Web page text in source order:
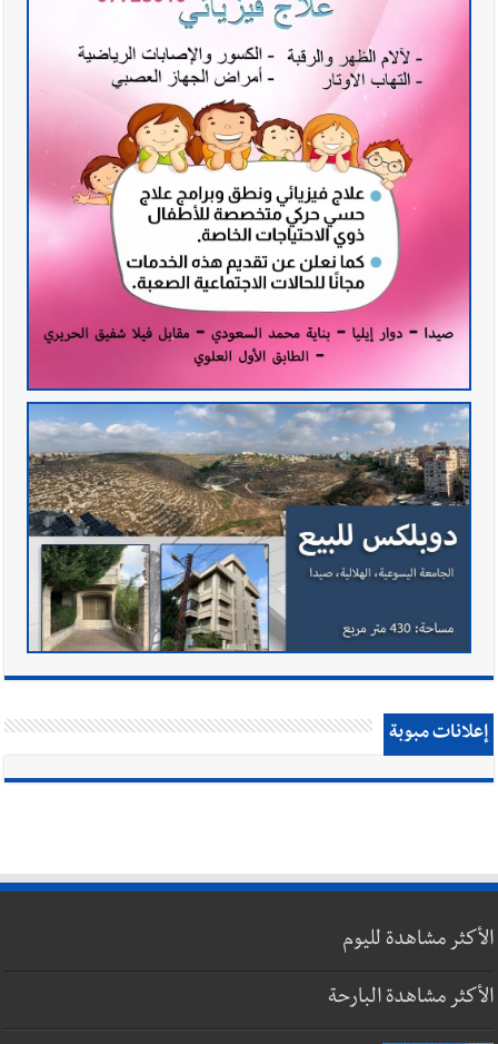
إعلانات مبوبة
الأكثر مشاهدة لليوم
الأكثر مشاهدة البارحة